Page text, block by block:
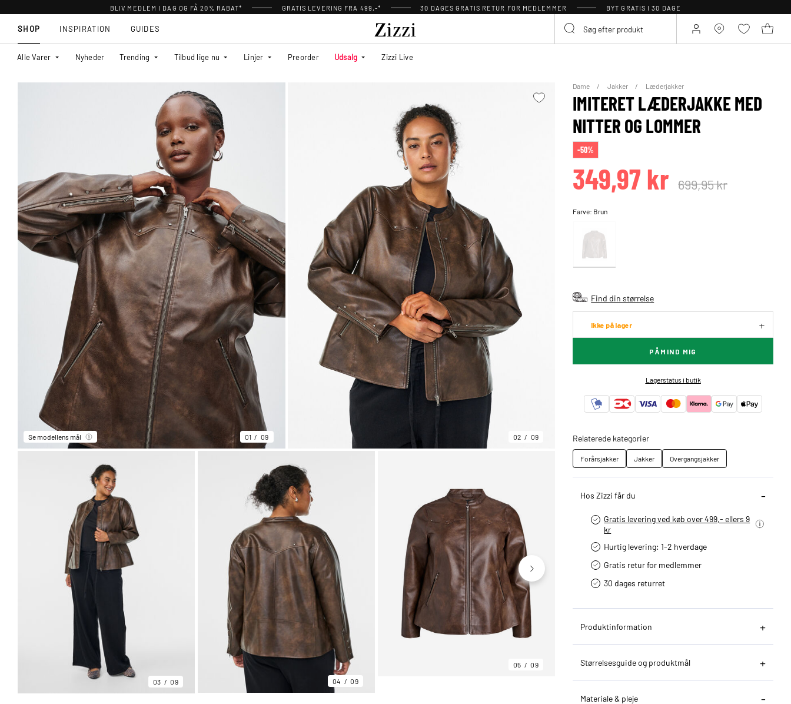
BLIV MEDLEM I DAG OG FÅ 20% RABAT* GRATIS LEVERING FRA 499,-* 30 DAGES GRATIS RETUR FOR MEDLEMMER BYT GRATIS I 30 DAGE
SHOP
Alle Varer Nyheder Trending Tilbud lige nu Linjer Preorder Udsalg Zizzi Live
INSPIRATION GUIDES
Se modellens mål 01 09 02 09
03 09 04 09
05 09
Dame Jakker Læderjakker
IMITERET LÆDERJAKKE MED
NITTER OG LOMMER
-50%
349,97 kr 699,95 kr
Farve: Brun
Find din størrelse
Ikke på lager
PÅMIND MIG
Lagerstatus i butik
Relaterede kategorier
Forårsjakker Jakker Overgangsjakker
Hos Zizzi får du
Gratis levering ved køb over 499,- ellers 9
kr
Hurtig levering­: 1-2 hverdage
Gratis retur for medlemmer
30 dages returret
Produktinformation
Størrelsesguide og produktmål
Materiale & pleje